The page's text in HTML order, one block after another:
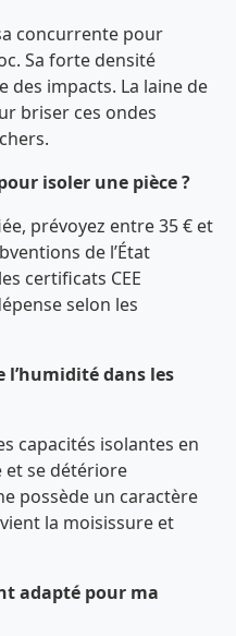
concurrente pour
Sa forte densité
des impacts. La laine de
briser ces ondes
isoler une pièce ?
prévoyez entre 35 € et
de l’État
certificats CEE
selon les
l’humidité dans les
capacités isolantes en
et se détériore
possède un caractère
la moisissure et
adapté pour ma